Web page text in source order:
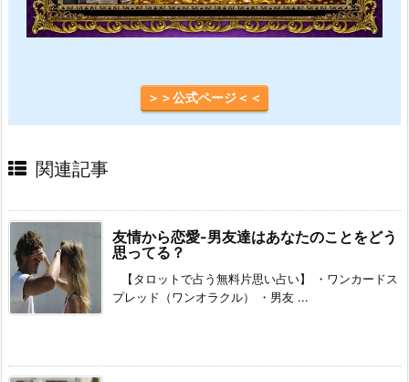
＞＞公式ページ＜＜
関連記事
友情から恋愛-男友達はあなたのことをどう
思ってる？
【タロットで占う無料片思い占い】 ・ワンカードス
プレッド（ワンオラクル） ・男友 ...